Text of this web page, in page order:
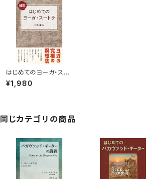
はじめてのヨーガ・スー
トラ
¥1,980
同じカテゴリの商品